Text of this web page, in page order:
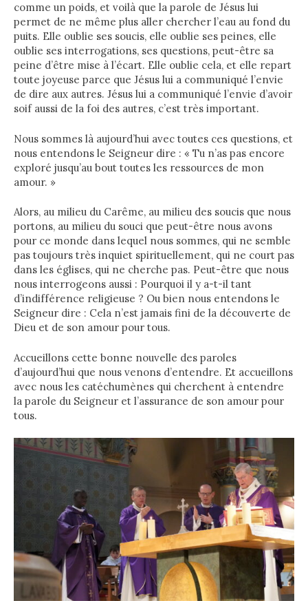
comme un poids, et voilà que la parole de Jésus lui
permet de ne même plus aller chercher l’eau au fond du
puits. Elle oublie ses soucis, elle oublie ses peines, elle
oublie ses interrogations, ses questions, peut-être sa
peine d’être mise à l’écart. Elle oublie cela, et elle repart
toute joyeuse parce que Jésus lui a communiqué l’envie
de dire aux autres. Jésus lui a communiqué l’envie d’avoir
soif aussi de la foi des autres, c’est très important.
Nous sommes là aujourd’hui avec toutes ces questions, et
nous entendons le Seigneur dire : « Tu n’as pas encore
exploré jusqu’au bout toutes les ressources de mon
amour. »
Alors, au milieu du Carême, au milieu des soucis que nous
portons, au milieu du souci que peut-être nous avons
pour ce monde dans lequel nous sommes, qui ne semble
pas toujours très inquiet spirituellement, qui ne court pas
dans les églises, qui ne cherche pas. Peut-être que nous
nous interrogeons aussi : Pourquoi il y a-t-il tant
d’indifférence religieuse ? Ou bien nous entendons le
Seigneur dire : Cela n’est jamais fini de la découverte de
Dieu et de son amour pour tous.
Accueillons cette bonne nouvelle des paroles
d’aujourd’hui que nous venons d’entendre. Et accueillons
avec nous les catéchumènes qui cherchent à entendre
la parole du Seigneur et l’assurance de son amour pour
tous.